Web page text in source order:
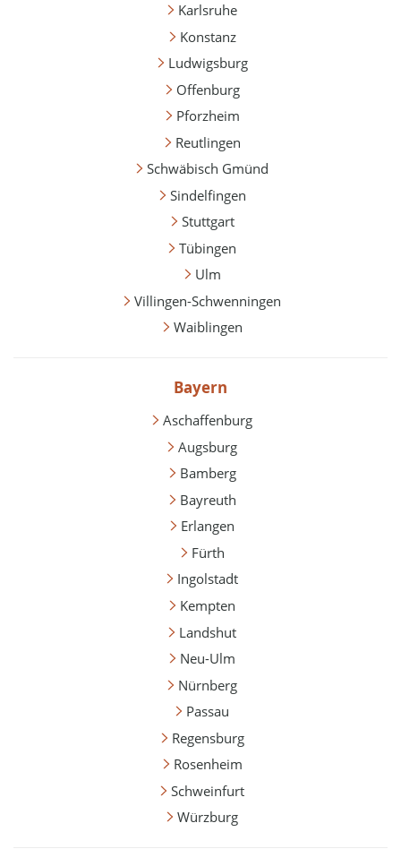
Karlsruhe
Konstanz
Ludwigsburg
Offenburg
Pforzheim
Reutlingen
Schwäbisch Gmünd
Sindelfingen
Stuttgart
Tübingen
Ulm
Villingen-Schwenningen
Waiblingen
Bayern
Aschaffenburg
Augsburg
Bamberg
Bayreuth
Erlangen
Fürth
Ingolstadt
Kempten
Landshut
Neu-Ulm
Nürnberg
Passau
Regensburg
Rosenheim
Schweinfurt
Würzburg